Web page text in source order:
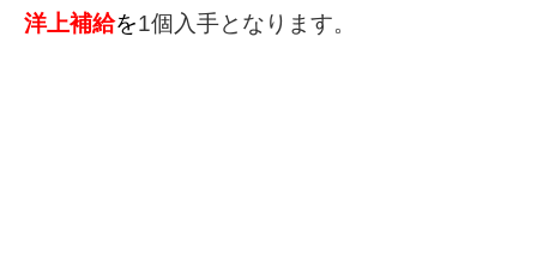
洋上補給を1個入手となります。